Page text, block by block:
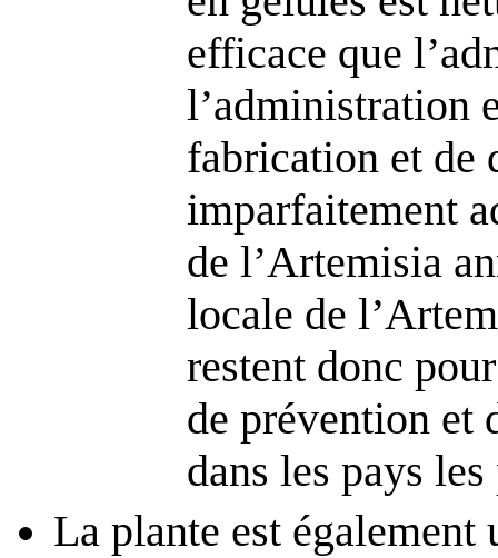
efficace que
l’administration
fabrication et de
imparfaitement
de l’Artemisia
locale de
restent donc
de prévention et
dans les pays
La plante est